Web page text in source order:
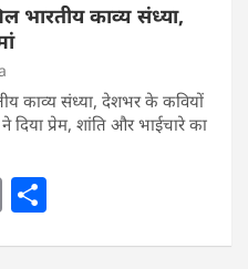
भारतीय काव्य संध्या,
काव्य संध्या, देशभर के कवियों
ने दिया प्रेम, शांति और भाईचारे का
E